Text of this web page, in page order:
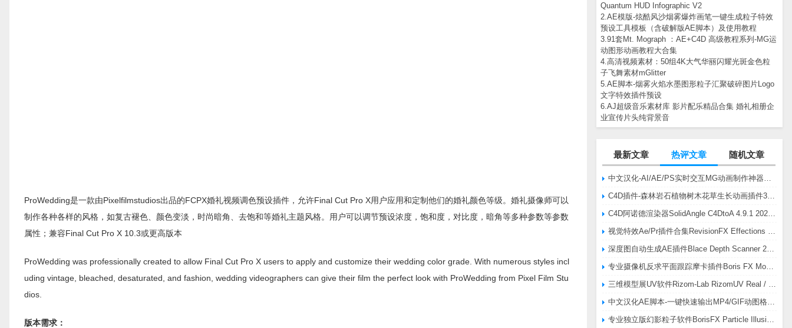
Quantum HUD Infographic V2
2.AE模版-炫酷风沙烟雾爆炸画笔一键生成粒子特效
预设工具模板（含破解版AE脚本）及使用教程
3.91套Mt. Mograph ：AE+C4D 高级教程系列-MG运
动图形动画教程大合集
4.高清视频素材：50组4K大气华丽闪耀光斑金色粒
子飞舞素材mGlitter
5.AE脚本-烟雾火焰水墨图形粒子汇聚破碎图片Logo
文字特效插件预设
6.AJ超级音乐素材库 影片配乐精品合集 婚礼相册企
业宣传片头纯背景音
最新文章 热评文章 随机文章
ProWedding是一款由Pixelfilmstudios出品的FCPX婚礼视频调色预设插件，允许Final Cut Pro X用户应用和定制他们的婚礼颜色等级。婚礼摄像师可以
制作各种各样的风格，如复古褪色、颜色变淡，时尚暗角、去饱和等婚礼主题风格。用户可以调节预设浓度，饱和度，对比度，暗角等多种参数等参数
属性；兼容Final Cut Pro X 10.3或更高版本
ProWedding was professionally created to allow Final Cut Pro X users to apply and customize their wedding color grade. With numerous styles incl
uding vintage, bleached, desaturated, and fashion, wedding videographers can give their film the perfect look with ProWedding from Pixel Film Stu
dios.
版本需求：